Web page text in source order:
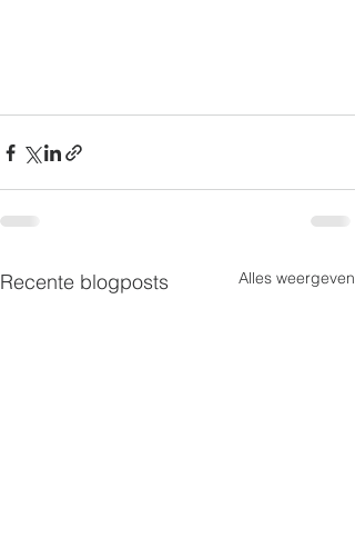
Recente blogposts Alles weergeven